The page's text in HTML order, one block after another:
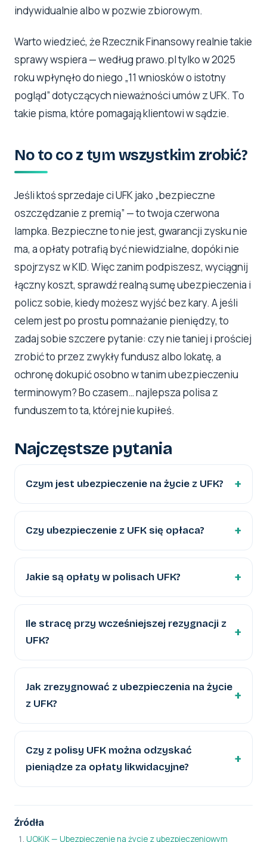
indywidualnie albo w pozwie zbiorowym.
Warto wiedzieć, że Rzecznik Finansowy realnie takie
sprawy wspiera — według prawo.pl tylko w 2025
roku wpłynęło do niego „11 wniosków o istotny
pogląd” dotyczących nieważności umów z UFK. To
takie pisma, które pomagają klientowi w sądzie.
No to co z tym wszystkim zrobić?
Jeśli ktoś sprzedaje ci UFK jako „bezpieczne
oszczędzanie z premią” — to twoja czerwona
lampka. Bezpieczne to nie jest, gwarancji zysku nie
ma, a opłaty potrafią być niewidzialne, dopóki nie
spojrzysz w KID. Więc zanim podpiszesz, wyciągnij
łączny koszt, sprawdź realną sumę ubezpieczenia i
policz sobie, kiedy możesz wyjść bez kary. A jeśli
celem jest po prostu pomnażanie pieniędzy, to
zadaj sobie szczere pytanie: czy nie taniej i prościej
zrobić to przez zwykły fundusz albo lokatę, a
ochronę dokupić osobno w tanim ubezpieczeniu
terminowym? Bo czasem… najlepsza polisa z
funduszem to ta, której nie kupiłeś.
Najczęstsze pytania
Czym jest ubezpieczenie na życie z UFK?
Czy ubezpieczenie z UFK się opłaca?
Jakie są opłaty w polisach UFK?
Ile stracę przy wcześniejszej rezygnacji z
UFK?
Jak zrezygnować z ubezpieczenia na życie
z UFK?
Czy z polisy UFK można odzyskać
pieniądze za opłaty likwidacyjne?
Źródła
UOKiK — Ubezpieczenie na życie z ubezpieczeniowym